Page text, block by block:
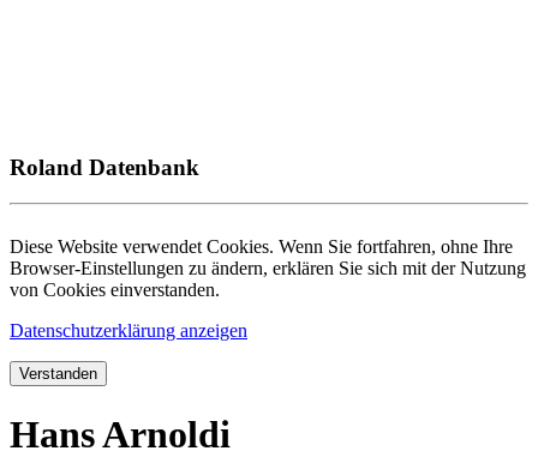
Roland Datenbank
Diese Website verwendet Cookies. Wenn Sie fortfahren, ohne Ihre
Browser-Einstellungen zu ändern, erklären Sie sich mit der Nutzung
von Cookies einverstanden.
Datenschutzerklärung anzeigen
Verstanden
Hans Arnoldi